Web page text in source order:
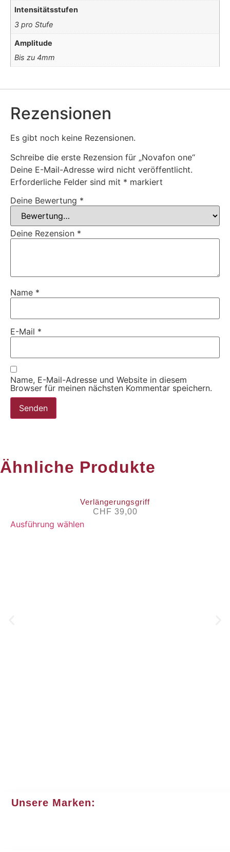
Intensitätsstufen
3 pro Stufe
Amplitude
Bis zu 4mm
Rezensionen
Es gibt noch keine Rezensionen.
Schreibe die erste Rezension für „Novafon one“
Deine E-Mail-Adresse wird nicht veröffentlicht.
Erforderliche Felder sind mit * markiert
Deine Bewertung *
Deine Rezension *
Name *
E-Mail *
Name, E-Mail-Adresse und Website in diesem
Browser für meinen nächsten Kommentar speichern.
Ähnliche Produkte
Verlängerungsgriff
CHF 39,00
Ausführung wählen
Unsere Marken: